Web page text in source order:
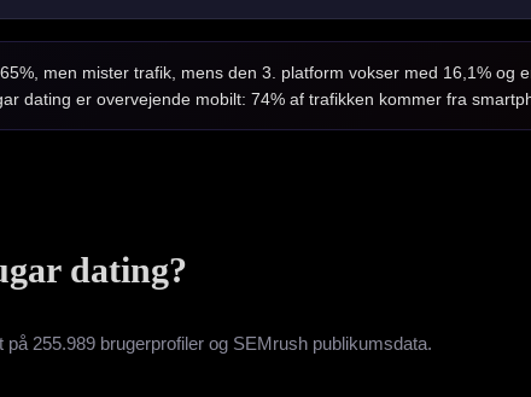
men mister trafik, mens den 3. platform vokser med 16,1% og
dating er overvejende mobilt: 74% af trafikken kommer fra
dating?
255.989 brugerprofiler og SEMrush publikumsdata.